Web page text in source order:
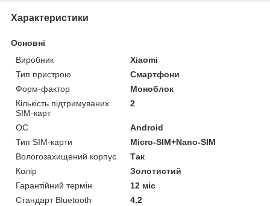
Характеристики
Основні
Виробник
Xiaomi
Тип пристрою
Смартфони
Форм-фактор
Моноблок
Кількість підтримуваних
SIM-карт
2
ОС
Android
Тип SIM-карти
Micro-SIM+Nano-SIM
Вологозахищений корпус
Так
Колір
Золотистий
Гарантійний термін
12 міс
Стандарт Bluetooth
4.2